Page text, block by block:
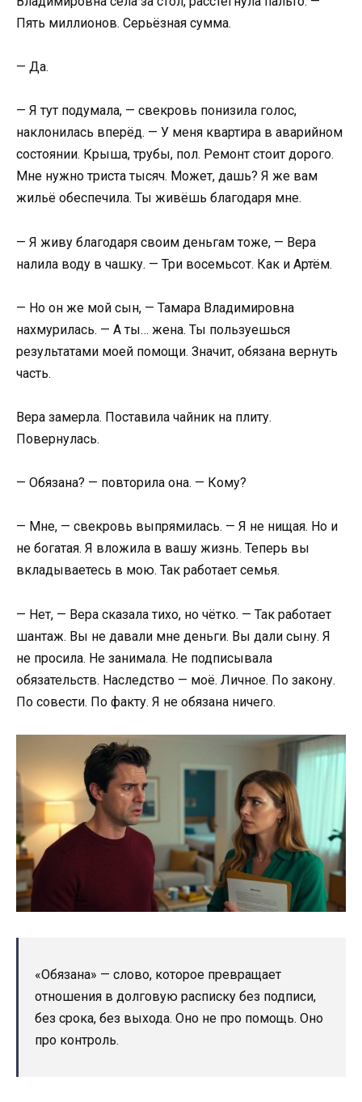
Пять миллионов. Серьёзная сумма.
— Да.
— Я тут подумала, — свекровь понизила голос,
наклонилась вперёд. — У меня квартира в аварийном
состоянии. Крыша, трубы, пол. Ремонт стоит дорого.
Мне нужно триста тысяч. Может, дашь? Я же вам
жильё обеспечила. Ты живёшь благодаря мне.
— Я живу благодаря своим деньгам тоже, — Вера
налила воду в чашку. — Три восемьсот. Как и Артём.
— Но он же мой сын, — Тамара Владимировна
нахмурилась. — А ты… жена. Ты пользуешься
результатами моей помощи. Значит, обязана вернуть
часть.
Вера замерла. Поставила чайник на плиту.
Повернулась.
— Обязана? — повторила она. — Кому?
— Мне, — свекровь выпрямилась. — Я не нищая. Но и
не богатая. Я вложила в вашу жизнь. Теперь вы
вкладываетесь в мою. Так работает семья.
— Нет, — Вера сказала тихо, но чётко. — Так работает
шантаж. Вы не давали мне деньги. Вы дали сыну. Я
не просила. Не занимала. Не подписывала
обязательств. Наследство — моё. Личное. По закону.
По совести. По факту. Я не обязана ничего.
«Обязана» — слово, которое превращает
отношения в долговую расписку без подписи,
без срока, без выхода. Оно не про помощь. Оно
про контроль.